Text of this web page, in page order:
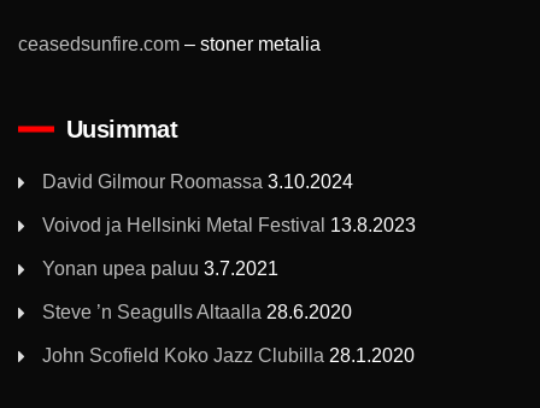
ceasedsunfire.com – stoner metalia
Uusimmat
David Gilmour Roomassa 3.10.2024
Voivod ja Hellsinki Metal Festival 13.8.2023
Yonan upea paluu 3.7.2021
Steve ’n Seagulls Altaalla 28.6.2020
John Scofield Koko Jazz Clubilla 28.1.2020